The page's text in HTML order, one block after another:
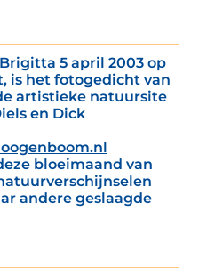
5 april 2003 op
is het fotogedicht van
artistieke natuursite
en Dick
bloeimaand van
andere geslaagde